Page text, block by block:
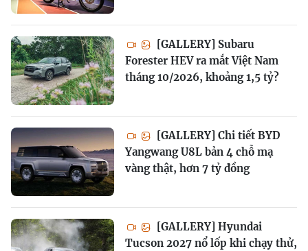
[GALLERY] Subaru
Forester HEV ra mắt Việt Nam
tháng 10/2026, khoảng 1,5 tỷ?
[GALLERY] Chi tiết BYD
Yangwang U8L bản 4 chỗ mạ
vàng thật, hơn 7 tỷ đồng
[GALLERY] Hyundai
Tucson 2027 nổ lốp khi chạy thử,